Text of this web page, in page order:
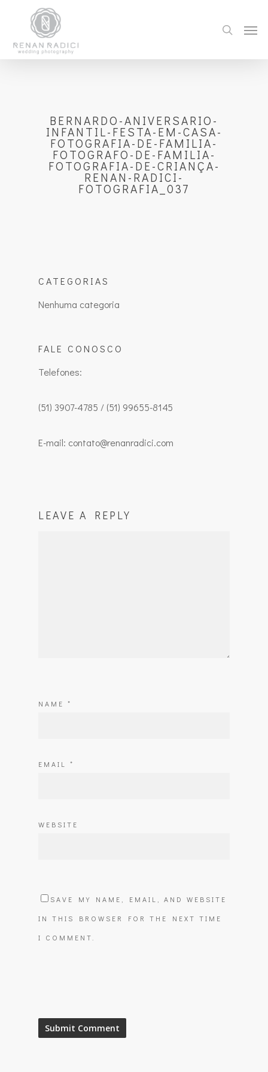
BERNARDO-ANIVERSARIO-
INFANTIL-FESTA-EM-CASA-
FOTOGRAFIA-DE-FAMILIA-
FOTOGRAFO-DE-FAMILIA-
FOTOGRAFIA-DE-CRIANÇA-
RENAN-RADICI-
FOTOGRAFIA_037
CATEGORIAS
Nenhuma categoria
FALE CONOSCO
Telefones:
(51) 3907-4785 / (51) 99655-8145
E-mail: contato@renanradici.com
LEAVE A REPLY
NAME *
EMAIL *
WEBSITE
SAVE MY NAME, EMAIL, AND WEBSITE
IN THIS BROWSER FOR THE NEXT TIME
I COMMENT.